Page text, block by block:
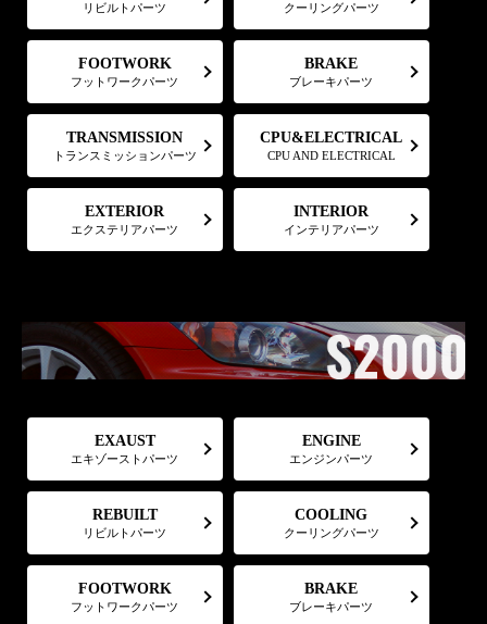
リビルトパーツ クーリングパーツ
FOOTWORK
フットワークパーツ
BRAKE
ブレーキパーツ
TRANSMISSION
トランスミッションパーツ
CPU&ELECTRICAL
CPU AND ELECTRICAL
EXTERIOR
エクステリアパーツ
INTERIOR
インテリアパーツ
EXAUST
エキゾーストパーツ
ENGINE
エンジンパーツ
REBUILT
リビルトパーツ
COOLING
クーリングパーツ
FOOTWORK
フットワークパーツ
BRAKE
ブレーキパーツ